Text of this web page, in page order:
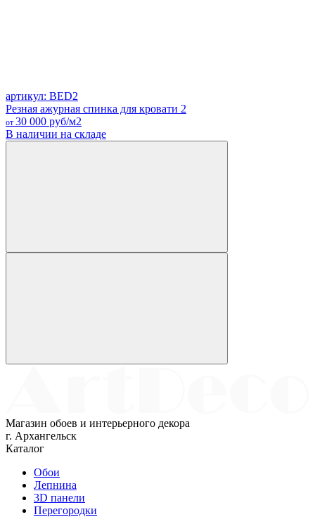
артикул: BED2
Резная ажурная спинка для кровати 2
от 30 000 руб/м2
В наличии на складе
Магазин обоев и интерьерного декора
г. Архангельск
Каталог
Обои
Лепнина
3D панели
Перегородки